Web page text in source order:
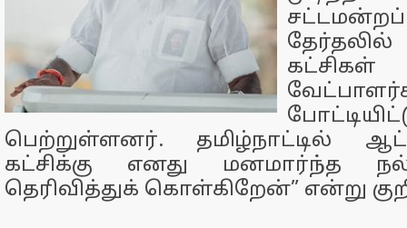
பெற்றுள்ளனர். தமிழ்நாட்டில்
கட்சிக்கு எனது மனமார்ந்த
தெரிவித்துக் கொள்கிறேன்” என்று